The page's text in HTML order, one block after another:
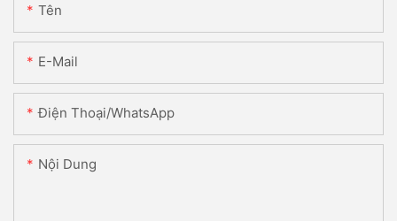
Tên
E-Mail
Điện Thoại/WhatsApp
Nội Dung